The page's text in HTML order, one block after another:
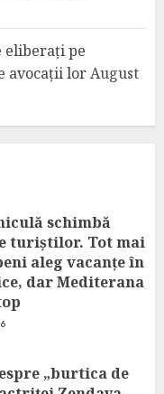
eliberați pe
avocații lorAugust
schimbă
turiștilor. Tot mai
aleg vacanțe în
dar Mediterana
„burtica de